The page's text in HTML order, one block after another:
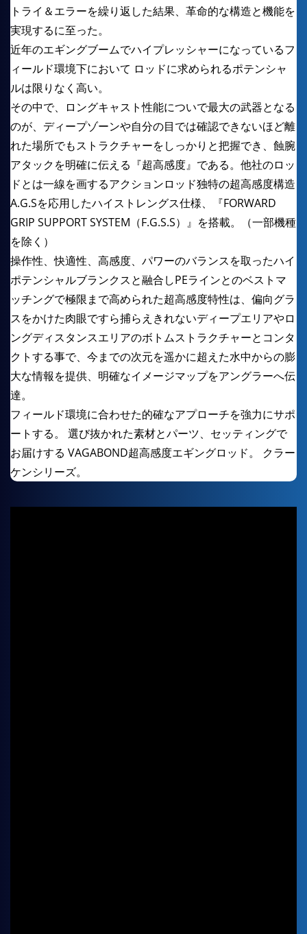
トライ＆エラーを繰り返した結果、革命的な構造と機能を
実現するに至った。
近年のエギングブームでハイプレッシャーになっているフ
ィールド環境下において ロッドに求められるポテンシャ
ルは限りなく高い。
その中で、ロングキャスト性能についで最大の武器となる
のが、ディープゾーンや自分の目では確認できないほど離
れた場所でもストラクチャーをしっかりと把握でき、蝕腕
アタックを明確に伝える『超高感度』である。他社のロッ
ドとは一線を画するアクションロッド独特の超高感度構造
A.G.Sを応用したハイストレングス仕様、『FORWARD
GRIP SUPPORT SYSTEM（F.G.S.S）』を搭載。（一部機種
を除く）
操作性、快適性、高感度、パワーのバランスを取ったハイ
ポテンシャルブランクスと融合しPEラインとのベストマ
ッチングで極限まで高められた超高感度特性は、偏向グラ
スをかけた肉眼ですら捕らえきれないディープエリアやロ
ングディスタンスエリアのボトムストラクチャーとコンタ
クトする事で、今までの次元を遥かに超えた水中からの膨
大な情報を提供、明確なイメージマップをアングラーへ伝
達。
フィールド環境に合わせた的確なアプローチを強力にサポ
ートする。 選び抜かれた素材とパーツ、セッティングで
お届けする VAGABOND超高感度エギングロッド。 クラー
ケンシリーズ。